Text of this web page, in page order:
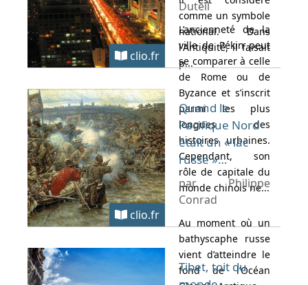
comme un symbole
national. Dans
l'Antiquité, il faisait
p...
clio.fr
Duteil
L’ancienneté de la
ville de Pékin peut
se comparer à celle
de Rome ou de
Byzance et s’inscrit
parmi les plus
longues des
histoires urbaines.
Cependant, son
rôle de capitale du
monde chinois ne...
clio.fr
Quand le
Pacifique Nord
était un « lac
russe »…
par Philippe
Conrad
Au moment où un
bathyscaphe russe
vient d’atteindre le
fond de l’Océan
Tibet, toit du